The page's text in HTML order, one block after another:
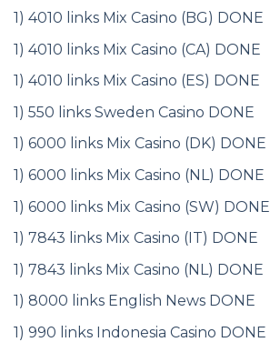
1) 4010 links Mix Casino (BG) DONE
1) 4010 links Mix Casino (CA) DONE
1) 4010 links Mix Casino (ES) DONE
1) 550 links Sweden Casino DONE
1) 6000 links Mix Casino (DK) DONE
1) 6000 links Mix Casino (NL) DONE
1) 6000 links Mix Casino (SW) DONE
1) 7843 links Mix Casino (IT) DONE
1) 7843 links Mix Casino (NL) DONE
1) 8000 links English News DONE
1) 990 links Indonesia Casino DONE